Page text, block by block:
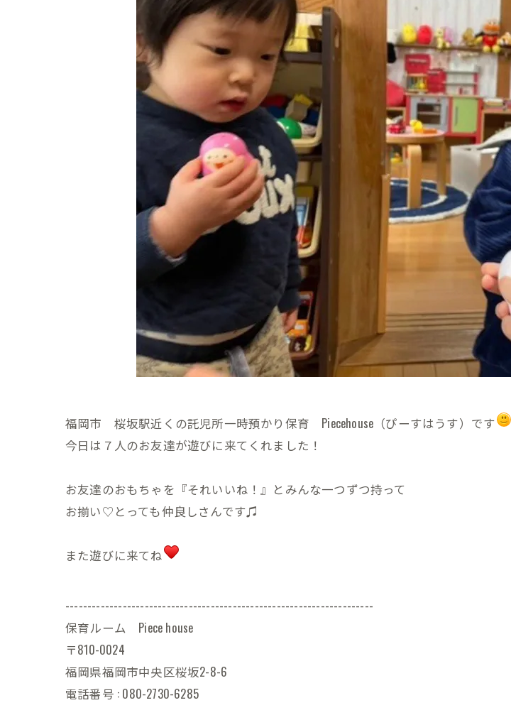
福岡市 桜坂駅近くの託児所一時預かり保育 Piecehouse（ぴーすはうす）です
今日は７人のお友達が遊びに来てくれました！
お友達のおもちゃを『それいいね！』とみんな一つずつ持って
お揃い♡とっても仲良しさんです♫
また遊びに来てね
----------------------------------------------------------------------
保育ルーム Piece house
〒810-0024
福岡県福岡市中央区桜坂2-8-6
電話番号 : 080-2730-6285